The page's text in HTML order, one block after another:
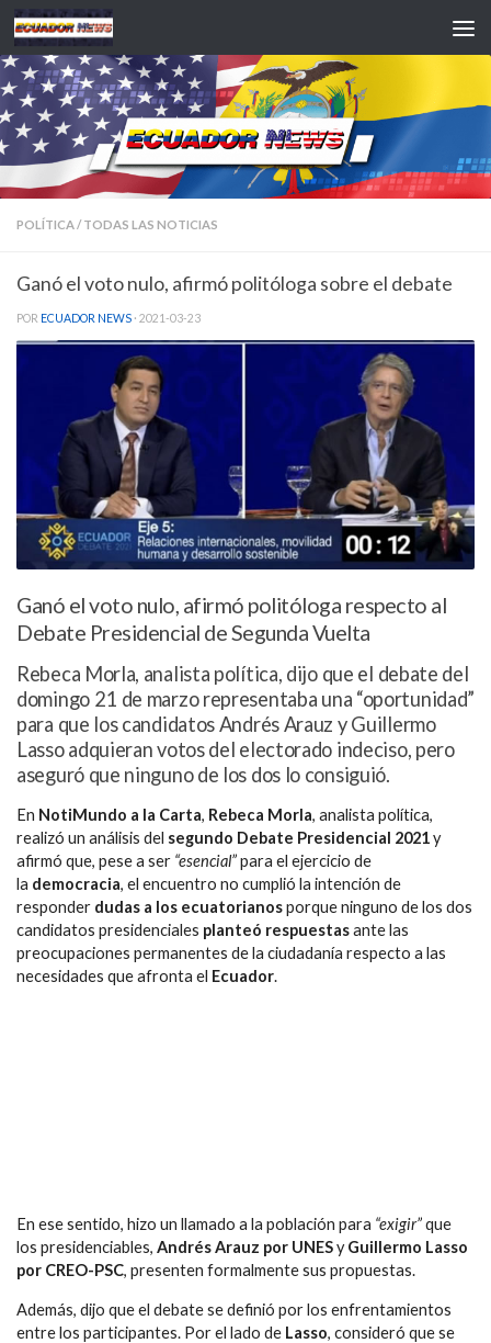
Saltar al contenido
POLÍTICA/ TODAS LAS NOTICIAS
Ganó el voto nulo, afirmó politóloga sobre el debate
POR ECUADOR NEWS · 2021-03-23
Ganó el voto nulo, afirmó politóloga respecto al
Debate Presidencial de Segunda Vuelta
Rebeca Morla, analista política, dijo que el debate del
domingo 21 de marzo representaba una “oportunidad”
para que los candidatos Andrés Arauz y Guillermo
Lasso adquieran votos del electorado indeciso, pero
aseguró que ninguno de los dos lo consiguió.
En NotiMundo a la Carta, Rebeca Morla, analista política,
realizó un análisis del segundo Debate Presidencial 2021y
afirmó que, pese a ser “esencial”para el ejercicio de
la democracia, el encuentro no cumplió la intención de
responder dudas a los ecuatorianosporque ninguno de los dos
candidatos presidenciales planteó respuestasante las
preocupaciones permanentes de la ciudadanía respecto a las
necesidades que afronta el Ecuador.
En ese sentido, hizo un llamado a la población para “exigir”que
los presidenciables, Andrés Arauz por UNESyGuillermo Lasso
por CREO-PSC, presenten formalmente sus propuestas.
Además, dijo que el debate se definió por los enfrentamientos
entre los participantes. Por el lado de Lasso, consideró que se